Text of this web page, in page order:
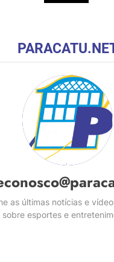
as últimas notícias e
sobre esportes e